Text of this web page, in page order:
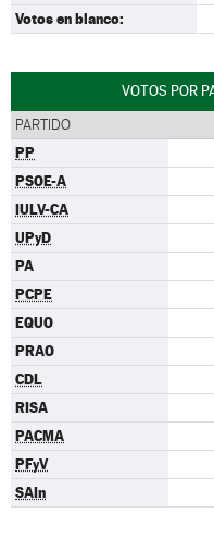
Votos en blanco:
VOTOS POR
PARTIDO
PP
PSOE-A
IULV-CA
UPyD
PA
PCPE
EQUO
PRAO
CDL
RISA
PACMA
PFyV
SAIn